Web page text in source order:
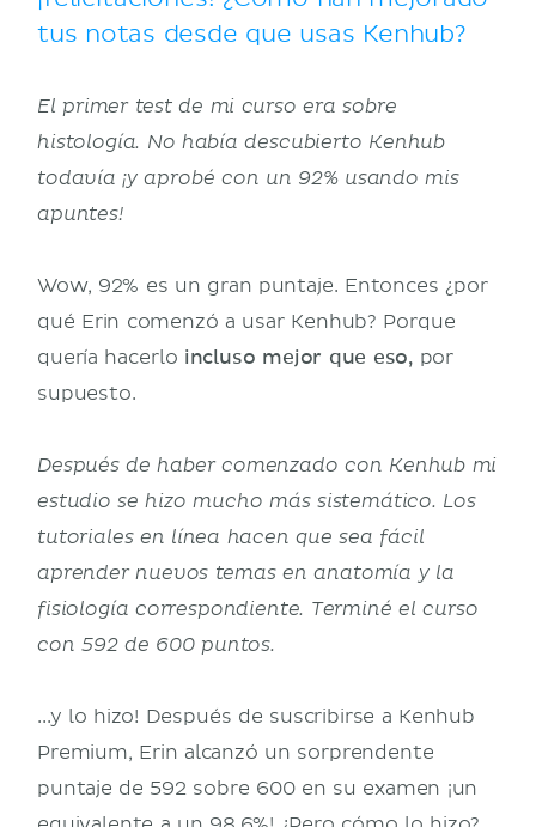
tus notas desde que usas Kenhub?
El primer test de mi curso era sobre
histología. No había descubierto Kenhub
todavía ¡y aprobé con un 92% usando mis
apuntes!
Wow, 92% es un gran puntaje. Entonces ¿por
qué Erin comenzó a usar Kenhub? Porque
quería hacerlo incluso mejor que eso, por
supuesto.
Después de haber comenzado con Kenhub mi
estudio se hizo mucho más sistemático. Los
tutoriales en línea hacen que sea fácil
aprender nuevos temas en anatomía y la
fisiología correspondiente. Terminé el curso
con 592 de 600 puntos.
...y lo hizo! Después de suscribirse a Kenhub
Premium, Erin alcanzó un sorprendente
puntaje de 592 sobre 600 en su examen ¡un